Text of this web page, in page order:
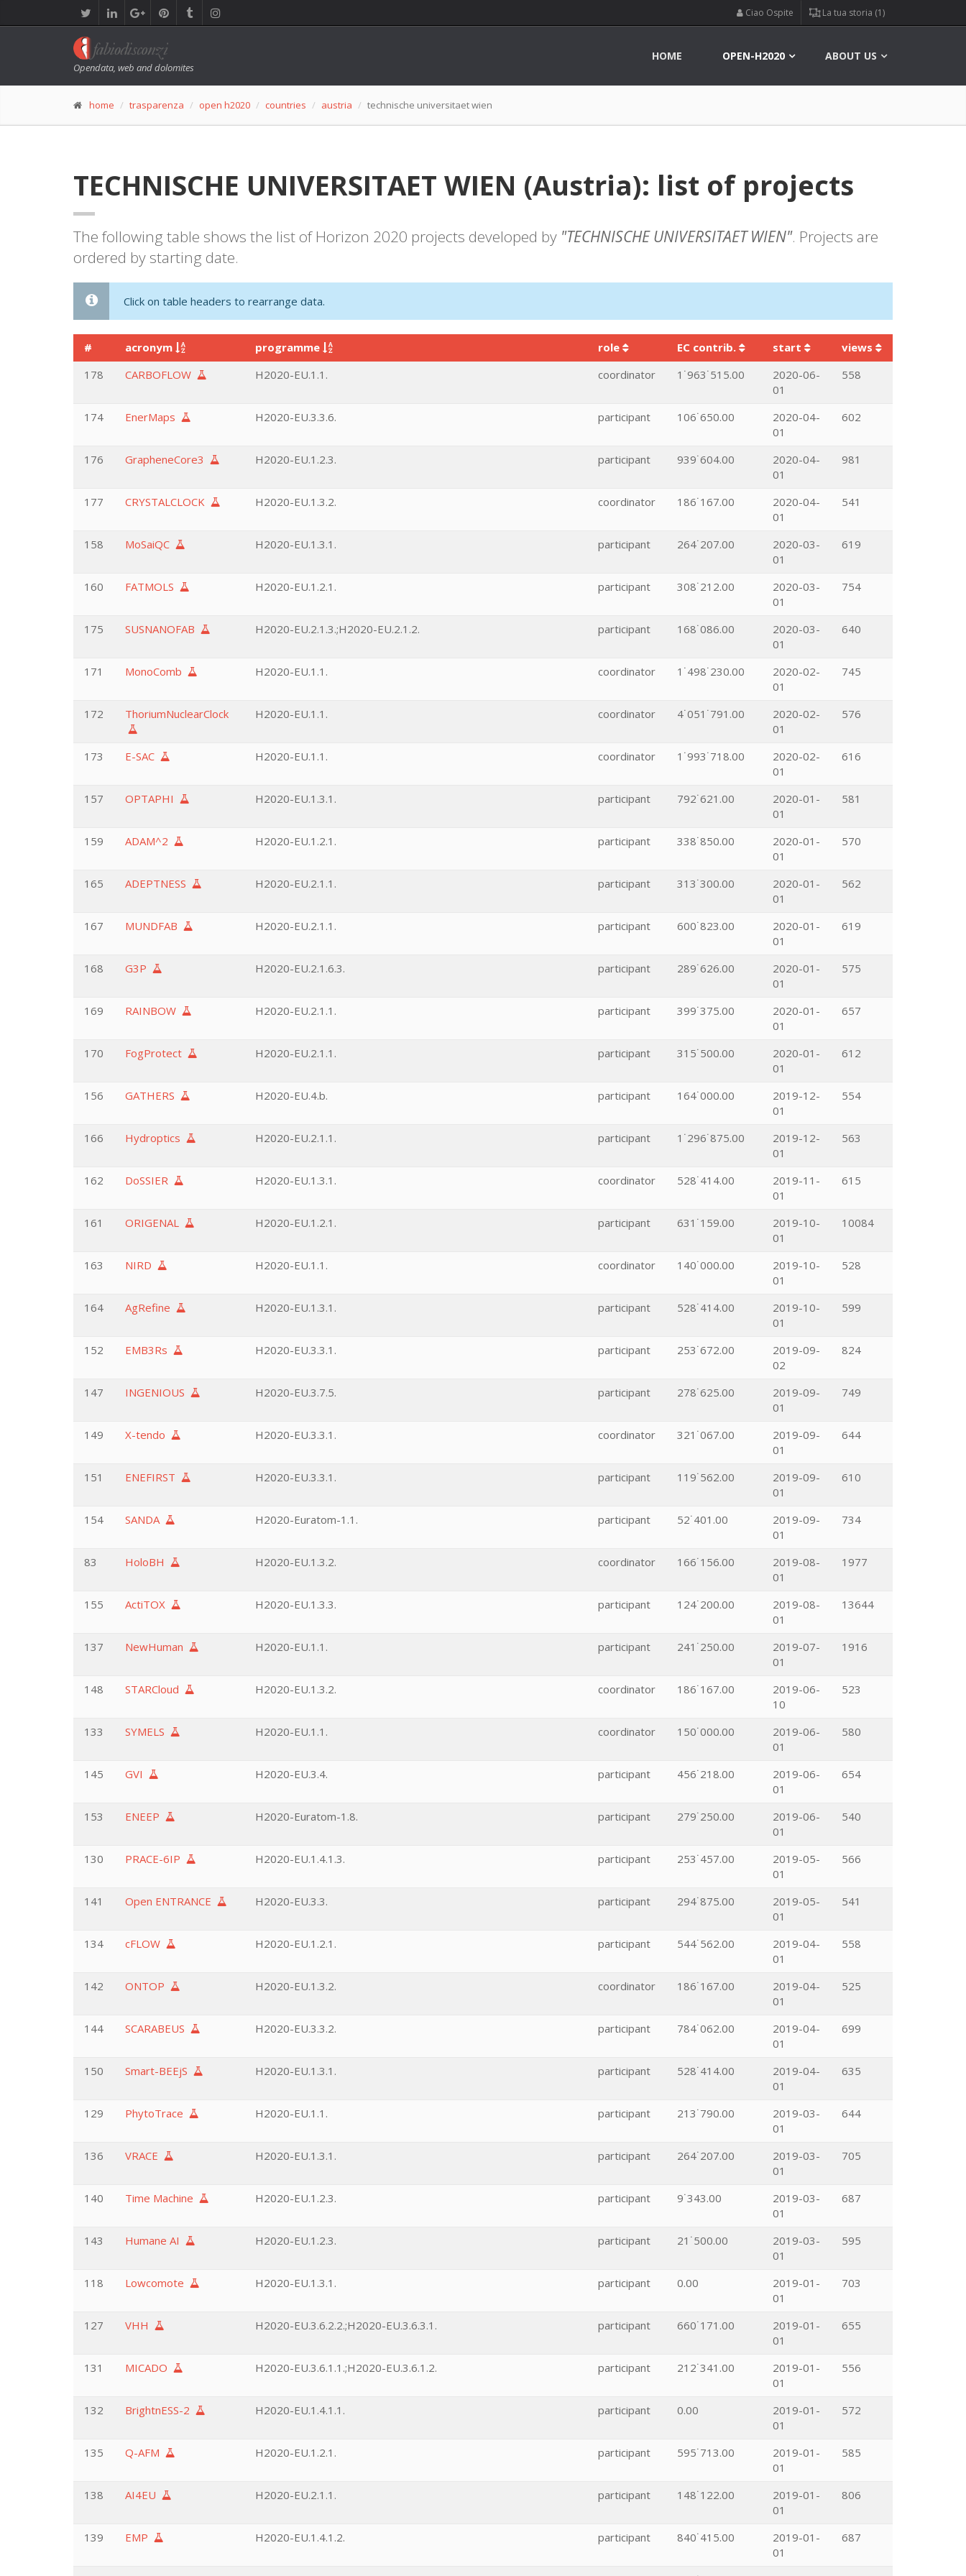
Ciao Ospite La tua storia (1)
Opendata, web and dolomites
HOME OPEN-H2020 ABOUT US
home trasparenza open h2020 countries austria technische universitaet wien
TECHNISCHE UNIVERSITAET WIEN (Austria): list of projects
The following table shows the list of Horizon 2020 projects developed by "TECHNISCHE UNIVERSITAET WIEN". Projects are
ordered by starting date.
Click on table headers to rearrange data.
# acronym programme role EC contrib. start
views
178
CARBOFLOW H2020-EU.1.1. coordinator 1˙963˙515.00
2020-06-
01
558
174 EnerMaps H2020-EU.3.3.6. participant 106˙650.00
2020-04-
01
602
176 GrapheneCore3 H2020-EU.1.2.3. participant 939˙604.00
2020-04-
01
981
177 CRYSTALCLOCK H2020-EU.1.3.2. coordinator 186˙167.00
2020-04-
01
541
158 MoSaiQC H2020-EU.1.3.1. participant 264˙207.00
2020-03-
01
619
160 FATMOLS H2020-EU.1.2.1. participant 308˙212.00
2020-03-
01
754
175 SUSNANOFAB H2020-EU.2.1.3.;H2020-EU.2.1.2. participant 168˙086.00
2020-03-
01
640
171 MonoComb H2020-EU.1.1. coordinator 1˙498˙230.00
2020-02-
01
745
172 ThoriumNuclearClock H2020-EU.1.1. coordinator 4˙051˙791.00
2020-02-
01
576
173 E-SAC H2020-EU.1.1. coordinator 1˙993˙718.00
2020-02-
01
616
157 OPTAPHI H2020-EU.1.3.1. participant 792˙621.00
2020-01-
01
581
159 ADAM^2 H2020-EU.1.2.1. participant 338˙850.00
2020-01-
01
570
165 ADEPTNESS H2020-EU.2.1.1. participant 313˙300.00
2020-01-
01
562
167 MUNDFAB H2020-EU.2.1.1. participant 600˙823.00
2020-01-
01
619
168 G3P H2020-EU.2.1.6.3. participant 289˙626.00
2020-01-
01
575
169 RAINBOW H2020-EU.2.1.1. participant 399˙375.00
2020-01-
01
657
170 FogProtect H2020-EU.2.1.1. participant 315˙500.00
2020-01-
01
612
156 GATHERS H2020-EU.4.b. participant 164˙000.00
2019-12-
01
554
166 Hydroptics H2020-EU.2.1.1. participant 1˙296˙875.00
2019-12-
01
563
162 DoSSIER H2020-EU.1.3.1. coordinator 528˙414.00
2019-11-
01
615
161 ORIGENAL H2020-EU.1.2.1. participant 631˙159.00
2019-10-
01
10084
163 NIRD H2020-EU.1.1. coordinator 140˙000.00
2019-10-
01
528
164 AgRefine H2020-EU.1.3.1. participant 528˙414.00
2019-10-
01
599
152 EMB3Rs H2020-EU.3.3.1. participant 253˙672.00
2019-09-
02
824
147 INGENIOUS H2020-EU.3.7.5. participant 278˙625.00
2019-09-
01
749
149 X-tendo H2020-EU.3.3.1. coordinator 321˙067.00
2019-09-
01
644
151 ENEFIRST H2020-EU.3.3.1. participant 119˙562.00
2019-09-
01
610
154 SANDA H2020-Euratom-1.1. participant 52˙401.00
2019-09-
01
734
83 HoloBH H2020-EU.1.3.2. coordinator 166˙156.00
2019-08-
01
1977
155 ActiTOX H2020-EU.1.3.3. participant 124˙200.00
2019-08-
01
13644
137 NewHuman H2020-EU.1.1. participant 241˙250.00
2019-07-
01
1916
148 STARCloud H2020-EU.1.3.2. coordinator 186˙167.00
2019-06-
10
523
133 SYMELS H2020-EU.1.1. coordinator 150˙000.00
2019-06-
01
580
145 GVI H2020-EU.3.4. participant 456˙218.00
2019-06-
01
654
153 ENEEP H2020-Euratom-1.8. participant 279˙250.00
2019-06-
01
540
130 PRACE-6IP H2020-EU.1.4.1.3. participant 253˙457.00
2019-05-
01
566
141 Open ENTRANCE H2020-EU.3.3. participant 294˙875.00
2019-05-
01
541
134 cFLOW H2020-EU.1.2.1. participant 544˙562.00
2019-04-
01
558
142 ONTOP H2020-EU.1.3.2. coordinator 186˙167.00
2019-04-
01
525
144 SCARABEUS H2020-EU.3.3.2. participant 784˙062.00
2019-04-
01
699
150 Smart-BEEjS H2020-EU.1.3.1. participant 528˙414.00
2019-04-
01
635
129 PhytoTrace H2020-EU.1.1. participant 213˙790.00
2019-03-
01
644
136 VRACE H2020-EU.1.3.1. participant 264˙207.00
2019-03-
01
705
140 Time Machine H2020-EU.1.2.3. participant 9˙343.00
2019-03-
01
687
143 Humane AI H2020-EU.1.2.3. participant 21˙500.00
2019-03-
01
595
118 Lowcomote H2020-EU.1.3.1. participant 0.00
2019-01-
01
703
127 VHH H2020-EU.3.6.2.2.;H2020-EU.3.6.3.1. participant 660˙171.00
2019-01-
01
655
131 MICADO H2020-EU.3.6.1.1.;H2020-EU.3.6.1.2. participant 212˙341.00
2019-01-
01
556
132 BrightnESS-2 H2020-EU.1.4.1.1. participant 0.00
2019-01-
01
572
135 Q-AFM H2020-EU.1.2.1. participant 595˙713.00
2019-01-
01
585
138 AI4EU H2020-EU.2.1.1. participant 148˙122.00
2019-01-
01
806
139 EMP H2020-EU.1.4.1.2. participant 840˙415.00
2019-01-
01
687